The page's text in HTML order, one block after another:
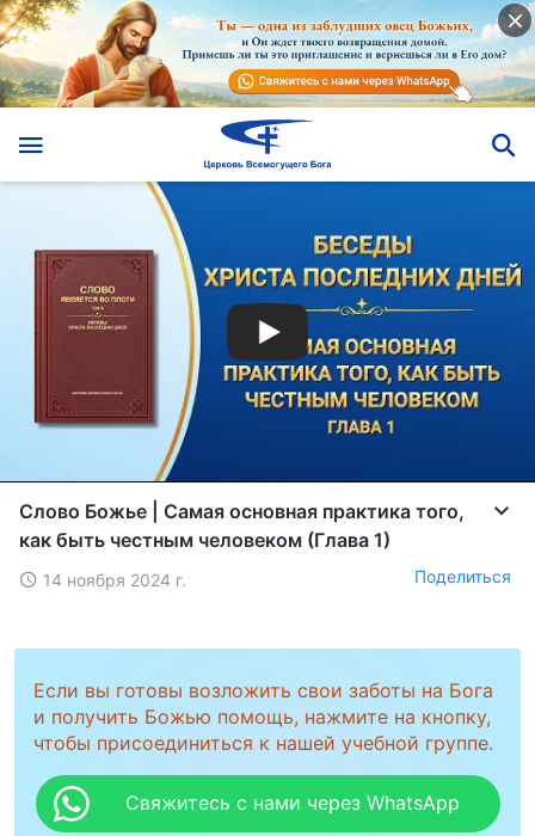
Слово Божье | Самая основная практика того,
как быть честным человеком (Глава 1)
14 ноября 2024 г. Поделиться
Если вы готовы возложить свои заботы на Бога
и получить Божью помощь, нажмите на кнопку,
чтобы присоединиться к нашей учебной группе.
Свяжитесь с нами через WhatsApp